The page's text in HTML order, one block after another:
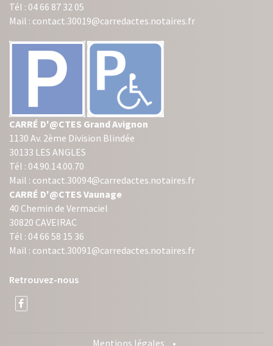
Tél : 04 66 87 32 05
Mail : contact.30019@carredactes.notaires.fr
CARRÉ D'@CTES Grand Avignon
1130 Av. 2ème Division Blindée
30133 LES ANGLES
Tél : 04.90.14.00.70
Mail : contact.30094@carredactes.notaires.fr
CARRÉ D'@CTES Vaunage
40 Chemin de Vermaciel
30820 CAVEIRAC
Tél : 04 66 58 15 36
Mail : contact.30091@carredactes.notaires.fr
Retrouvez-nous
Mentions légales